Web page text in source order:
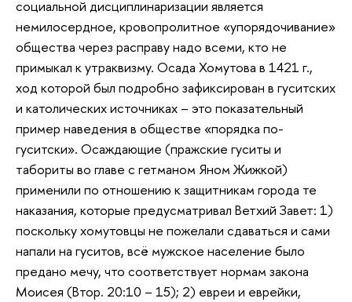
социальной дисциплинаризации является
немилосердное, кровопролитное «упорядочивание»
общества через расправу надо всеми, кто не
примыкал к утраквизму. Осада Хомутова в 1421 г.,
ход которой был подробно зафиксирован в гуситских
и католических источниках – это показательный
пример наведения в обществе «порядка по-
гуситски». Осаждающие (пражские гуситы и
табориты во главе с гетманом Яном Жижкой)
применили по отношению к защитникам города те
наказания, которые предусматривал Ветхий Завет: 1)
поскольку хомутовцы не пожелали сдаваться и сами
напали на гуситов, всё мужское население было
предано мечу, что соответствует нормам закона
Моисея (Втор. 20:10 – 15); 2) евреи и еврейки,